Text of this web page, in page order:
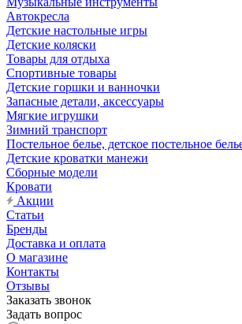
Автокресла
Детские настольные игры
Детские коляски
Товары для отдыха
Спортивные товары
Детские горшки и ванночки
Запасные детали, аксессуары
Мягкие игрушки
Зимний транспорт
Постельное белье, детское постельное
Детские кроватки манежи
Сборные модели
Кровати
Акции
Статьи
Бренды
Доставка и оплата
О магазине
Контакты
Отзывы
Заказать звонок
Задать вопрос